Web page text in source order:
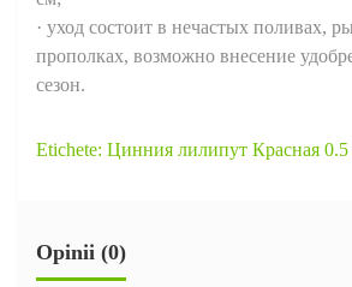
· уход состоит в нечастых поливах,
прополках, возможно внесение
сезон.
Etichete: Цинния лилипут Красная 0.5
Opinii (0)